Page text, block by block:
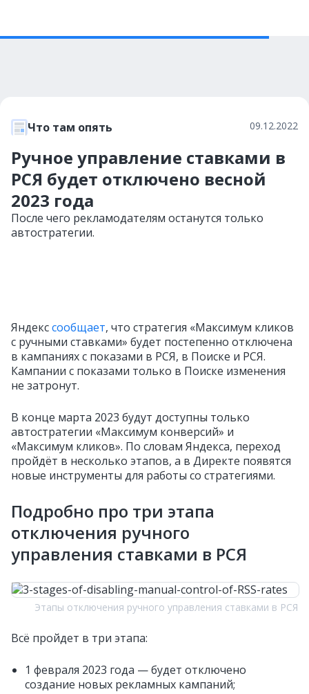
Что там опять 09.12.2022
Ручное управление ставками в
РСЯ будет отключено весной
2023 года
После чего рекламодателям останутся только
автостратегии.
Яндекссообщает, что стратегия «Максимум кликов
с ручными ставками» будет постепенно отключена
в кампаниях с показами в РСЯ, в Поиске и РСЯ.
Кампании с показами только в Поиске изменения
не затронут.
В конце марта 2023 будут доступны только
автостратегии «Максимум конверсий» и
«Максимум кликов». По словам Яндекса, переход
пройдёт в несколько этапов, а в Директе появятся
новые инструменты для работы со стратегиями.
Подробно про три этапа
отключения ручного
управления ставками в РСЯ
Этапы отключения ручного управления ставками в РСЯ
Всё пройдет в три этапа:
1 февраля 2023 года — будет отключено
создание новых рекламных кампаний;